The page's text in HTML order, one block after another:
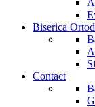
Biserica
Contact